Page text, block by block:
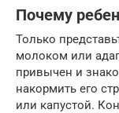
Почему
Только
молоком или
привычен и
накормить его
или капустой.